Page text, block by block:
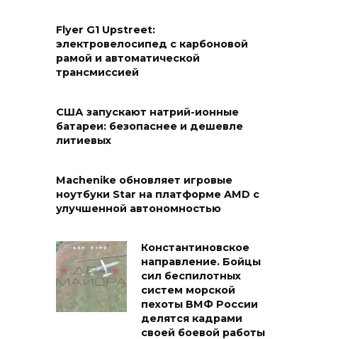
Flyer G1 Upstreet:
электровелосипед с карбоновой
рамой и автоматической
трансмиссией
США запускают натрий-ионные
батареи: безопаснее и дешевле
литиевых
Machenike обновляет игровые
ноутбуки Star на платформе AMD с
улучшенной автономностью
Константиновское
направление. Бойцы
сил беспилотных
систем морской
пехоты ВМФ России
делятся кадрами
своей боевой работы